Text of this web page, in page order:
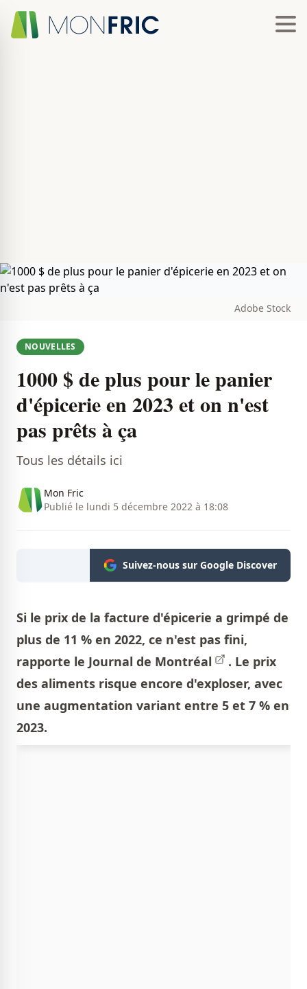
Adobe Stock
NOUVELLES
1000 $ de plus pour le panier
d'épicerie en 2023 et on n'est
pas prêts à ça
Tous les détails ici
Mon Fric
Publié le lundi 5 décembre 2022 à 18:08
Suivez-nous sur Google Discover
Si le prix de la facture d'épicerie a grimpé de
plus de 11 % en 2022, ce n'est pas fini,
rapporte le Journal de Montréal
. Le prix
des aliments risque encore d'exploser, avec
une augmentation variant entre 5 et 7 % en
2023.